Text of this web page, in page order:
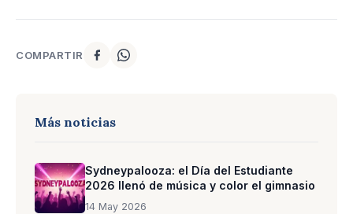
COMPARTIR
Más noticias
Sydneypalooza: el Día del Estudiante
2026 llenó de música y color el gimnasio
14 May 2026